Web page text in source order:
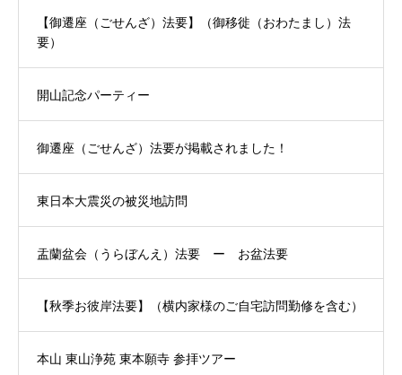
【御遷座（ごせんざ）法要】（御移徙（おわたまし）法
要）
開山記念パーティー
御遷座（ごせんざ）法要が掲載されました！
東日本大震災の被災地訪問
盂蘭盆会（うらぼんえ）法要 ー お盆法要
【秋季お彼岸法要】（横内家様のご自宅訪問勤修を含む）
本山 東山浄苑 東本願寺 参拝ツアー